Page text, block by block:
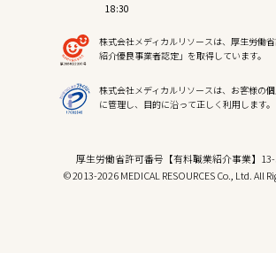
18:30
株式会社メディカルリソースは、厚生労働
紹介優良事業者認定」を取得しています。
株式会社メディカルリソースは、お客様の
に管理し、目的に沿って正しく利用します。
厚生労働省許可番号【有料職業紹介事業】
© 2013-2026 MEDICAL RESOURCES Co., Ltd. All